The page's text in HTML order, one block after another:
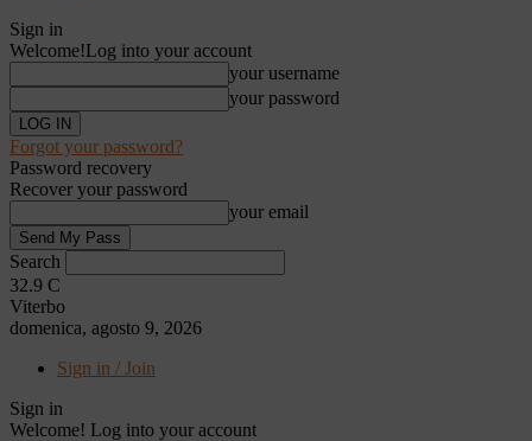
Sign in
Welcome!Log into your account
your username
your password
Forgot your password?
Password recovery
Recover your password
your email
Search
32.9 C
Viterbo
domenica, agosto 9, 2026
Sign in / Join
Sign in
Welcome! Log into your account